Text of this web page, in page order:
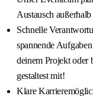
Austausch
Schnelle
spannende
deinem Projekt oder
gestaltest mit!
Klare